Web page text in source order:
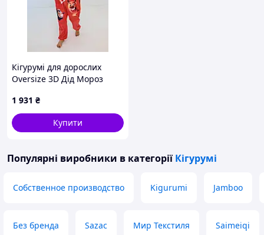
Кігурумі для дорослих
Oversize 3D Дід Мороз
1 931 ₴
Купити
Популярні виробники в категорії Кігурумі
Собственное производство Kigurumi Jamboo
Без бренда Sazac Мир Текстиля Saimeiqi